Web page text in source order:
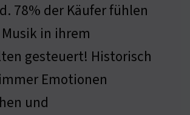
78% der Käufer fühlen
in ihrem
gesteuert! Historisch
Emotionen
und